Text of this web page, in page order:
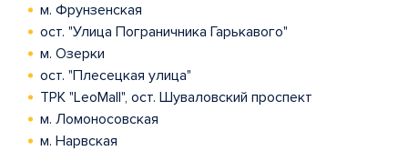
м. Фрунзенская
ост. "Улица Пограничника Гарькавого"
м. Озерки
ост. "Плесецкая улица"
ТРК "LeoMall", ост. Шуваловский проспект
м. Ломоносовская
м. Нарвская